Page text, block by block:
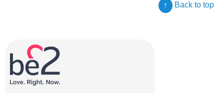
↑ Back to top